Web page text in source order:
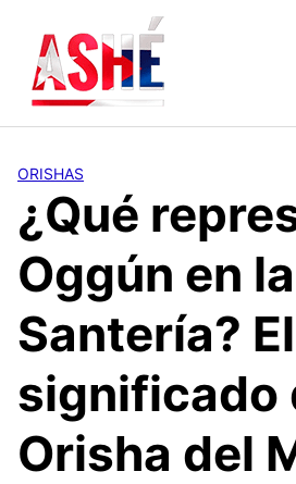
contenido
ORISHAS
¿Qué
Oggún en la
Santería? El
significado
Orisha del